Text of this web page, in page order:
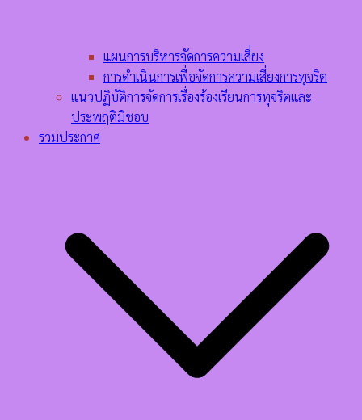
แผนการบริหารจัดการความเสี่ยง
การดำเนินการเพื่อจัดการความเสี่ยงการทุจริต
แนวปฏิบัติการจัดการเรื่องร้องเรียนการทุจริตและ
ประพฤติมิชอบ
รวมประกาศ